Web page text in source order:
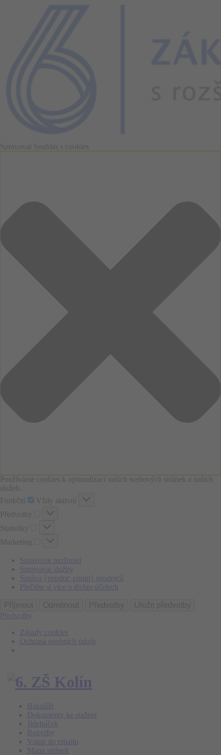
Spravovat Souhlas s cookies
Používáme cookies k optimalizaci našich webových stránek a našich
služeb.
Funkční
Funkční
Vždy aktivní
Předvolby
Statistiky
Marketing
Spravovat možnosti
Spravovat služby
Správa {vendor_count} prodejců
Přečtěte si více o těchto účelech
Předvolby
Zásady cookies
Ochrana osobních údajů
Bakaláři
Dokumenty ke stažení
Jídelníček
Rozvrhy
Vstup do emailu
Mapa stránek